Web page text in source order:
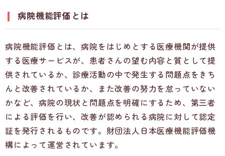
病院機能評価とは
病院機能評価とは、病院をはじめとする医療機関が提供
する医療サービスが、患者さんの望む内容と質として提
供されているか、診療活動の中で発生する問題点をきち
んと改善されているか、また改善の努力を怠っていない
かなど、病院の現状と問題点を明確にするため、第三者
による評価を行い、改善が認められる病院に対して認定
証を発行されるものです。財団法人日本医療機能評価機
構によって運営されています。